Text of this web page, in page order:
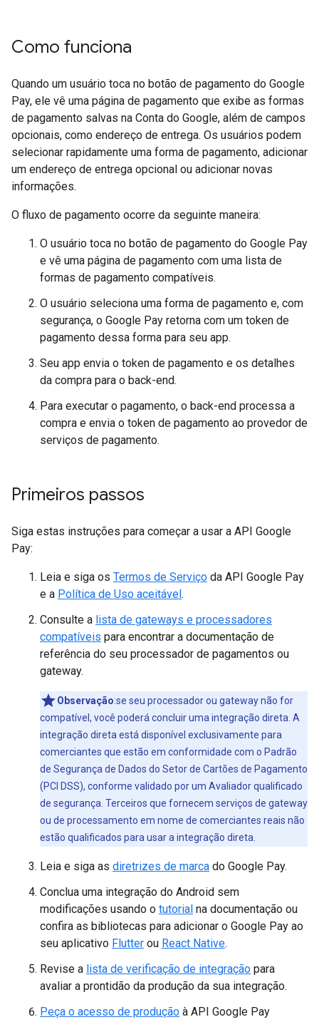
Como funciona
Quando um usuário toca no botão de pagamento do Google
Pay, ele vê uma página de pagamento que exibe as formas
de pagamento salvas na Conta do Google, além de campos
opcionais, como endereço de entrega. Os usuários podem
selecionar rapidamente uma forma de pagamento, adicionar
um endereço de entrega opcional ou adicionar novas
informações.
O fluxo de pagamento ocorre da seguinte maneira:
O usuário toca no botão de pagamento do Google Pay
e vê uma página de pagamento com uma lista de
formas de pagamento compatíveis.
O usuário seleciona uma forma de pagamento e, com
segurança, o Google Pay retorna com um token de
pagamento dessa forma para seu app.
Seu app envia o token de pagamento e os detalhes
da compra para o back-end.
Para executar o pagamento, o back-end processa a
compra e envia o token de pagamento ao provedor de
serviços de pagamento.
Primeiros passos
Siga estas instruções para começar a usar a API Google
Pay:
Leia e siga os Termos de Serviço da API Google Pay
e a Política de Uso aceitável.
Consulte a lista de gateways e processadores
compatíveis para encontrar a documentação de
referência do seu processador de pagamentos ou
gateway.
Observação:se seu processador ou gateway não for
compatível, você poderá concluir uma integração direta. A
integração direta está disponível exclusivamente para
comerciantes que estão em conformidade com o Padrão
de Segurança de Dados do Setor de Cartões de Pagamento
(PCI DSS), conforme validado por um Avaliador qualificado
de segurança. Terceiros que fornecem serviços de gateway
ou de processamento em nome de comerciantes reais não
estão qualificados para usar a integração direta.
Leia e siga as diretrizes de marca do Google Pay.
Conclua uma integração do Android sem
modificações usando o tutorial na documentação ou
confira as bibliotecas para adicionar o Google Pay ao
seu aplicativo Flutter ou React Native.
Revise a lista de verificação de integração para
avaliar a prontidão da produção da sua integração.
Peça o acesso de produção à API Google Pay